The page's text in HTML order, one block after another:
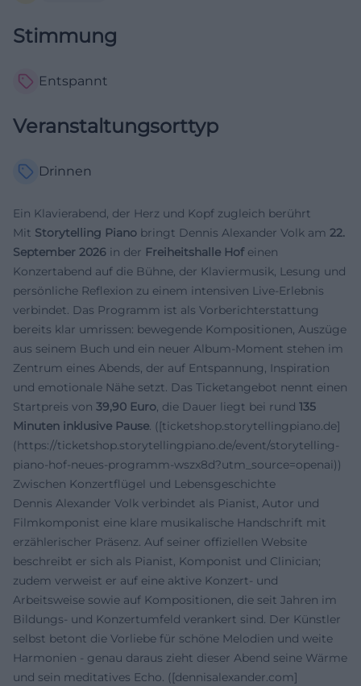
Stimmung
Entspannt
Veranstaltungsorttyp
Drinnen
Ein Klavierabend, der Herz und Kopf zugleich berührt
Mit Storytelling Piano bringt Dennis Alexander Volk am 22.
September 2026 in der Freiheitshalle Hofeinen
Konzertabend auf die Bühne, der Klaviermusik, Lesung und
persönliche Reflexion zu einem intensiven Live-Erlebnis
verbindet. Das Programm ist als Vorberichterstattung
bereits klar umrissen: bewegende Kompositionen, Auszüge
aus seinem Buch und ein neuer Album-Moment stehen im
Zentrum eines Abends, der auf Entspannung, Inspiration
und emotionale Nähe setzt. Das Ticketangebot nennt einen
Startpreis von 39,90 Euro, die Dauer liegt bei rund 135
Minuten inklusive Pause. ([ticketshop.storytellingpiano.de]
(https://ticketshop.storytellingpiano.de/event/storytelling-
piano-hof-neues-programm-wszx8d?utm_source=openai))
Zwischen Konzertflügel und Lebensgeschichte
Dennis Alexander Volk verbindet als Pianist, Autor und
Filmkomponist eine klare musikalische Handschrift mit
erzählerischer Präsenz. Auf seiner offiziellen Website
beschreibt er sich als Pianist, Komponist und Clinician;
zudem verweist er auf eine aktive Konzert- und
Arbeitsweise sowie auf Kompositionen, die seit Jahren im
Bildungs- und Konzertumfeld verankert sind. Der Künstler
selbst betont die Vorliebe für schöne Melodien und weite
Harmonien - genau daraus zieht dieser Abend seine Wärme
und sein meditatives Echo. ([dennisalexander.com]